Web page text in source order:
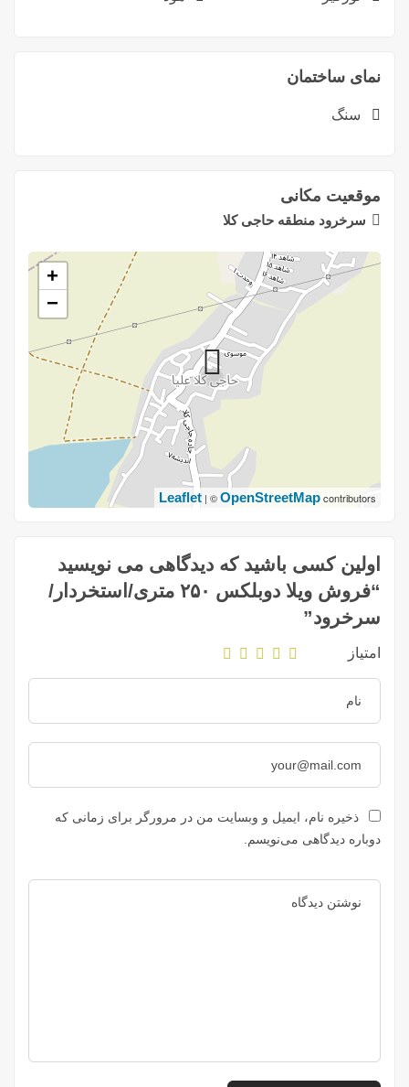
نمای ساختمان
سنگ
موقعیت مکانی
سرخرود منطقه حاجی کلا
+
−
Leaflet | ©OpenStreetMapcontributors
اولین کسی باشید که دیدگاهی می نویسید
“فروش ویلا دوبلکس ۲۵۰ متری/استخردار/
سرخرود”
امتیاز
ذخیره نام، ایمیل و وبسایت من در مرورگر برای زمانی که
دوباره دیدگاهی می‌نویسم.